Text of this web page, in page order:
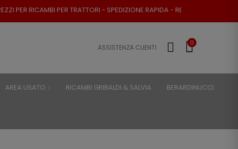
TRATTORI - SPEDIZIONE RAPIDA - RESO POSSIBILE
ASSISTENZA CLIENTI
0
AREA USATO RICAMBI GRIBALDI & SALVIA BERARDINUCCI